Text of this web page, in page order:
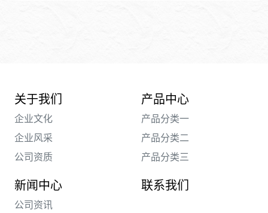
关于我们
企业文化
企业风采
公司资质
产品中心
产品分类一
产品分类二
产品分类三
新闻中心
公司资讯
联系我们